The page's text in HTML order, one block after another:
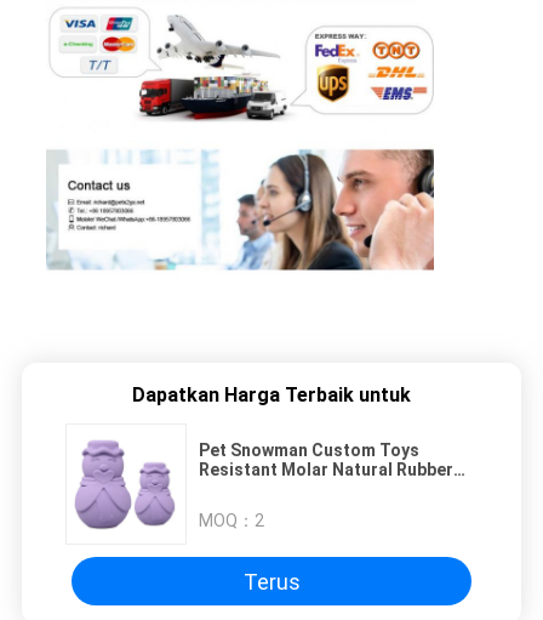
Dapatkan Harga Terbaik untuk
Pet Snowman Custom Toys
Resistant Molar Natural Rubber
MOQ： 2
Terus